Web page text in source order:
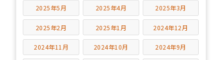
2025年5月 2025年4月 2025年3月
2025年2月 2025年1月 2024年12月
2024年11月 2024年10月 2024年9月